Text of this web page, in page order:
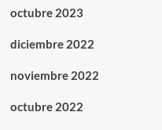
octubre 2023
diciembre 2022
noviembre 2022
octubre 2022